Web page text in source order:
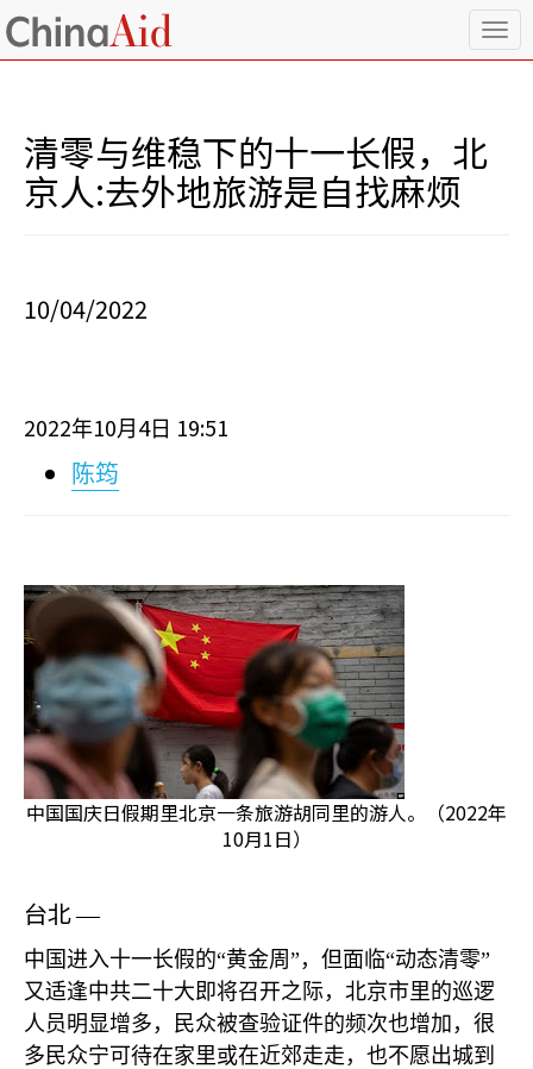
T
o
清零与维稳下的十一长假，北
京人:去外地旅游是自找麻烦
10/04/2022
2022年10月 4日 19:51
陈筠
中国国庆日假期里北京一条旅游胡同里的游人。（2022年
10月1日）
台北—
中国进入十一长假的“黄金周”，但面临“动态清零”
又适逢中共二十大即将召开之际，北京市里的巡逻
人员明显增多，民众被查验证件的频次也增加，很
多民众宁可待在家里或在近郊走走，也不愿出城到